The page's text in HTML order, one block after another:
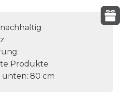
Produkte
unten: 80 cm